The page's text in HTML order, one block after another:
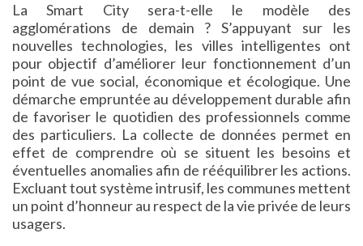
La Smart City sera-t-elle le modèle des
agglomérations de demain ? S’appuyant sur les
nouvelles technologies, les villes intelligentes ont
pour objectif d’améliorer leur fonctionnement d’un
point de vue social, économique et écologique. Une
démarche empruntée au développement durable afin
de favoriser le quotidien des professionnels comme
des particuliers. La collecte de données permet en
effet de comprendre où se situent les besoins et
éventuelles anomalies afin de rééquilibrer les actions.
Excluant tout système intrusif, les communes mettent
un point d’honneur au respect de la vie privée de leurs
usagers.